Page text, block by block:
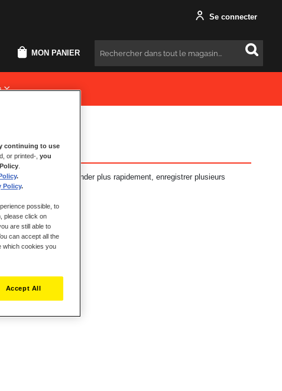
Se connecter
MON PANIER Rechercher
avantages : commander plus rapidement, enregistrer plusieurs
et plus encore.
continuing to use
or printed-, you
.
Policy.
possible, to
please click on
are still able to
can accept all the
which cookies you
Accept All